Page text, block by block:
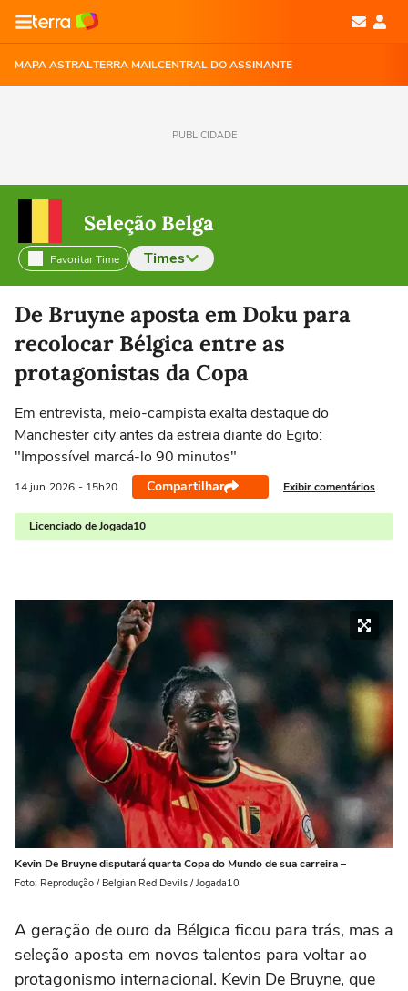
MAPA ASTRALTERRA MAILCENTRAL DO ASSINANTE
PUBLICIDADE
Seleção Belga
Favoritar Time Times
Selecione o time para ver as notícias
De Bruyne aposta em Doku para
recolocar Bélgica entre as
protagonistas da Copa
Em entrevista, meio-campista exalta destaque do
Manchester city antes da estreia diante do Egito:
"Impossível marcá-lo 90 minutos"
14 jun 2026 - 15h20 Compartilhar Exibir comentários
Licenciado de Jogada10
Kevin De Bruyne disputará quarta Copa do Mundo de sua carreira –
Foto: Reprodução / Belgian Red Devils / Jogada10
A geração de ouro da Bélgica ficou para trás, mas a
seleção aposta em novos talentos para voltar ao
protagonismo internacional. Kevin De Bruyne, que